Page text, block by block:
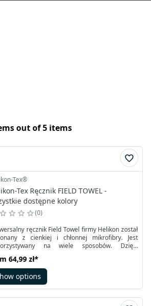
out of 5 items
Tex®
Tex Ręcznik FIELD TOWEL -
dostępne kolory
0
ręcznik Field Towel firmy Helikon został
z cienkiej i chłonnej mikrofibry. Jest
na wiele sposobów. Dzięki
mieć pod ręką. Specjalnie dobrana
doskonale absorbuje wodę. Z drugiej strony
szybko schnie, co staje się niezwykle istotne
warunkach. Posiada naszytą mocną
64,99 zł*
options